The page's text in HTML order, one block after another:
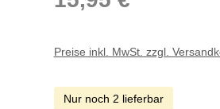
Preise inkl. MwSt. zzgl.
Nur noch 2 lieferbar